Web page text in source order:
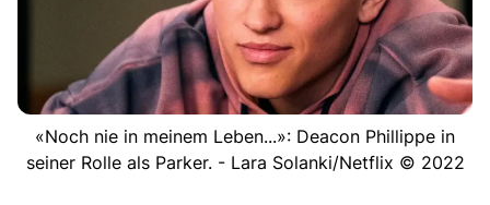
«Noch nie in meinem Leben...»: Deacon Phillippe in
seiner Rolle als Parker. - Lara Solanki/Netflix © 2022